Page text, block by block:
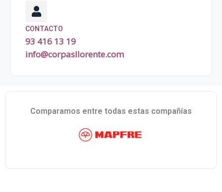
CONTACTO
93 416 13 19
info@corpasllorente.com
Comparamos entre todas estas compañías